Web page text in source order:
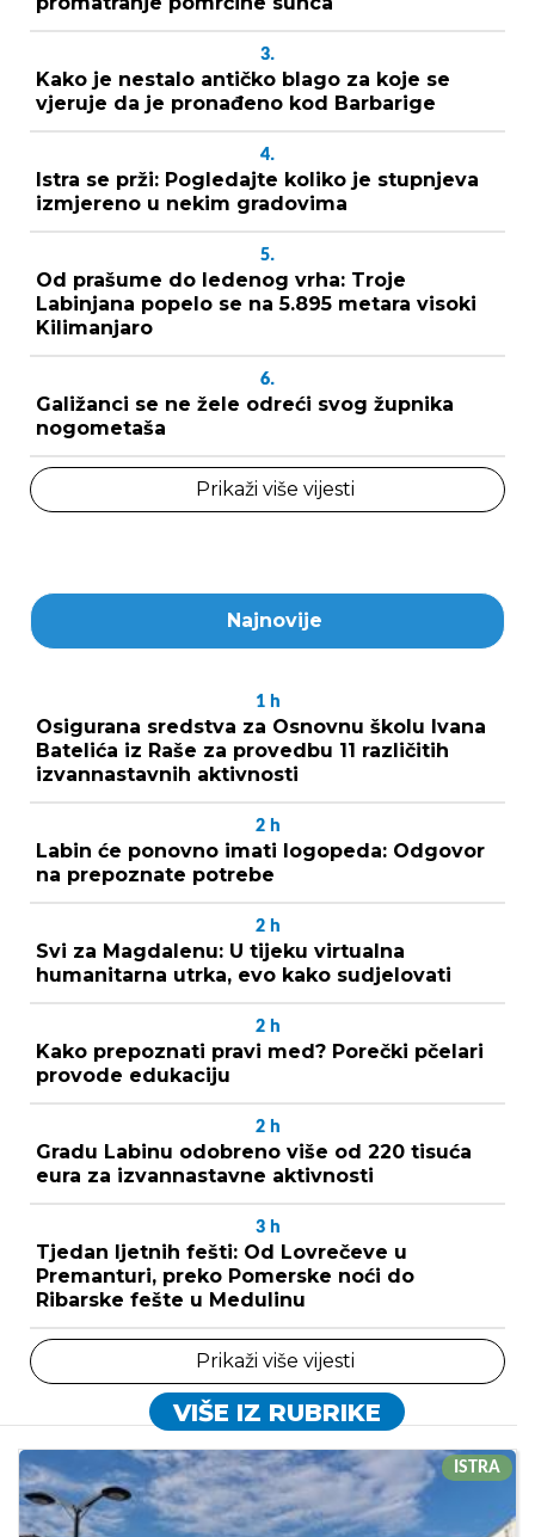
3.
Kako je nestalo antičko blago za koje se
vjeruje da je pronađeno kod Barbarige
4.
Istra se prži: Pogledajte koliko je stupnjeva
izmjereno u nekim gradovima
5.
Od prašume do ledenog vrha: Troje
Labinjana popelo se na 5.895 metara visoki
Kilimanjaro
6.
Galižanci se ne žele odreći svog župnika
nogometaša
Prikaži više vijesti
Najnovije
1 h
Osigurana sredstva za Osnovnu školu Ivana
Batelića iz Raše za provedbu 11 različitih
izvannastavnih aktivnosti
2 h
Labin će ponovno imati logopeda: Odgovor
na prepoznate potrebe
2 h
Svi za Magdalenu: U tijeku virtualna
humanitarna utrka, evo kako sudjelovati
2 h
Kako prepoznati pravi med? Porečki pčelari
provode edukaciju
2 h
Gradu Labinu odobreno više od 220 tisuća
eura za izvannastavne aktivnosti
3 h
Tjedan ljetnih fešti: Od Lovrečeve u
Premanturi, preko Pomerske noći do
Ribarske fešte u Medulinu
Prikaži više vijesti
VIŠE IZ RUBRIKE
ISTRA